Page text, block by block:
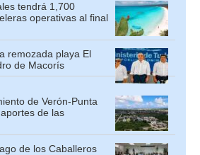
tendrá 1,700
operativas al final
remozada playa El
de Macorís
de Verón-Punta
de las
de los Caballeros